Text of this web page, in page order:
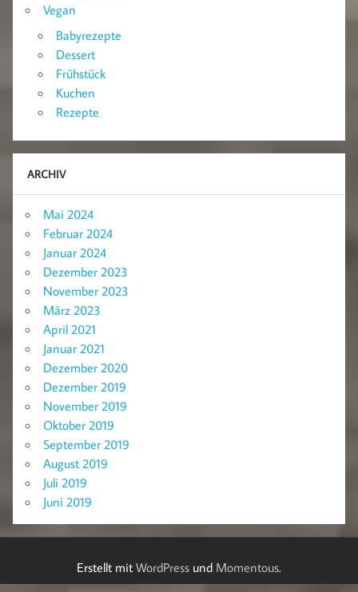
Vegan
Babyrezepte
Dessert
Frühstück
Kuchen
Rezepte
ARCHIV
Mai 2024
Februar 2024
Januar 2024
Dezember 2023
November 2023
März 2023
April 2021
Januar 2021
Dezember 2020
Dezember 2019
November 2019
Oktober 2019
September 2019
August 2019
Juli 2019
Juni 2019
Erstellt mit WordPress und Momentous.